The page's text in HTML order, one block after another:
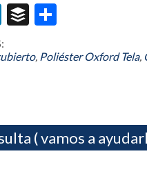
LinkedIn
Buffer
Share
, Poliéster Oxford Tela,
( vamos a